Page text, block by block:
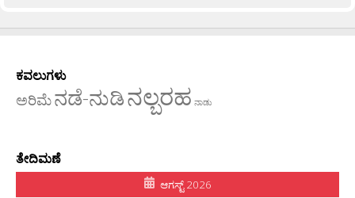
ಕವಲುಗಳು
ಅರಿಮೆನಡೆ-ನುಡಿನಲ್ಬರಹ ನಾಡು
ತೇದಿಮಣೆ
ಆಗಸ್ಟ್ 2026